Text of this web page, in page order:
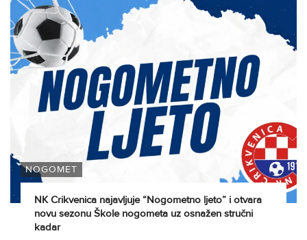
NOGOMET
NK Crikvenica najavljuje “Nogometno ljeto” i otvara
novu sezonu Škole nogometa uz osnažen stručni
kadar